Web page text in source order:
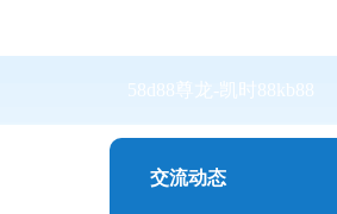
58d88尊龙-凯时88kb88
交流动态